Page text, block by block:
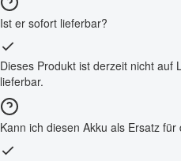
Ist er sofort lieferbar?
Dieses Produkt ist derzeit nicht auf
lieferbar.
Kann ich diesen Akku als Ersatz